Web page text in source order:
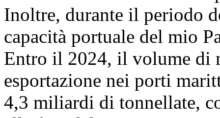
Inoltre, durante il periodo
capacità portuale del mio
Entro il 2024, il volume di
esportazione nei porti
4,3 miliardi di tonnellate,